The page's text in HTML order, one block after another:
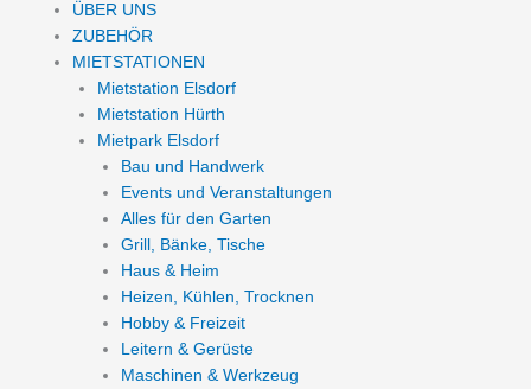
ÜBER UNS
ZUBEHÖR
MIETSTATIONEN
Mietstation Elsdorf
Mietstation Hürth
Mietpark Elsdorf
Bau und Handwerk
Events und Veranstaltungen
Alles für den Garten
Grill, Bänke, Tische
Haus & Heim
Heizen, Kühlen, Trocknen
Hobby & Freizeit
Leitern & Gerüste
Maschinen & Werkzeug